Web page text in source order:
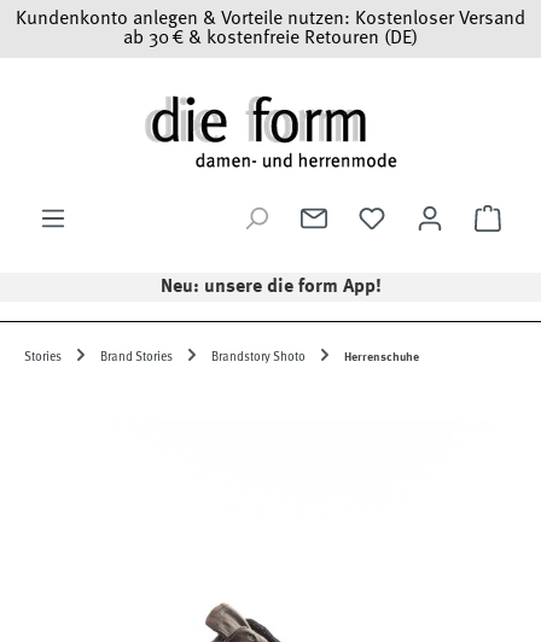
Zum Hauptinhalt springen
Kundenkonto anlegen & Vorteile nutzen: Kostenloser Versand
ab 30 € & kostenfreie Retouren (DE)
Neu: unsere die form App!
Stories Brand Stories Brandstory Shoto Herrenschuhe